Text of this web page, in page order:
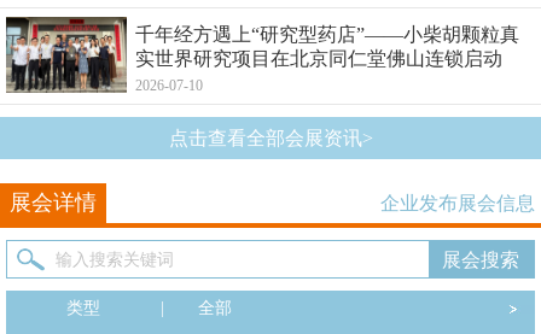
千年经方遇上“研究型药店”——小柴胡颗粒真
实世界研究项目在北京同仁堂佛山连锁启动
2026-07-10
点击查看全部会展资讯>
展会详情 企业发布展会信息
类型
全部